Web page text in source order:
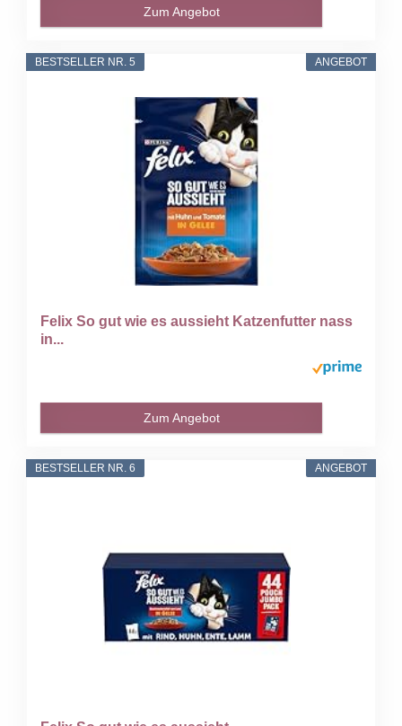
Zum Angebot
ANGEBOT
BESTSELLER NR. 5
Felix So gut wie es aussieht Katzenfutter nass
in...
Zum Angebot
ANGEBOT
BESTSELLER NR. 6